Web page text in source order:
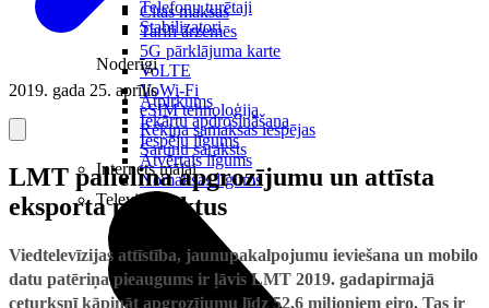
Citas maksas
Tarifi ārzemēs
5G pārklājuma karte
VoLTE
VoWi-Fi
eSIM tehnoloģija
Rēķina samaksas iespējas
Sarunu saraksts
Internets mājai
Telefonu turētaji
Stabilizatori
Noderīgi
Atpirkums
Iekārtu apdrošināšana
Iespēju līgums
Atvērtais līgums
Nomaksas līgums
Televizori
2019. gada 25. aprīlis
LMT palielina apgrozījumu un attīsta
eksporta produktus
Viedtelevīzijas attīstība, jaunupakalpojumu ieviešana un mobilo
datu patēriņa pieaugums ir ļāvis LMT 2019. gadapirmajā
ceturksnī kāpināt apgrozījumu līdz 52,6 miljoniem eiro. Tas ir